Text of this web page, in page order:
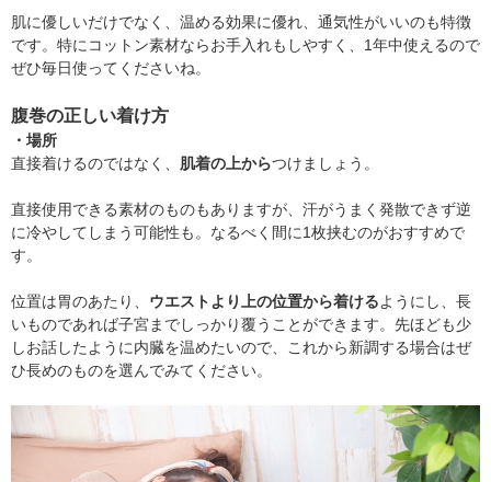
肌に優しいだけでなく、温める効果に優れ、通気性がいいのも特徴
です。特にコットン素材ならお手入れもしやすく、1年中使えるので
ぜひ毎日使ってくださいね。
腹巻の正しい着け方
・場所
直接着けるのではなく、 肌着の上からつけましょう。
直接使用できる素材のものもありますが、汗がうまく発散できず逆
に冷やしてしまう可能性も。なるべく間に1枚挟むのがおすすめで
す。
位置は胃のあたり、 ウエストより上の位置から着けるようにし、長
いものであれば子宮までしっかり覆うことができます。先ほども少
しお話したように内臓を温めたいので、これから新調する場合はぜ
ひ長めのものを選んでみてください。